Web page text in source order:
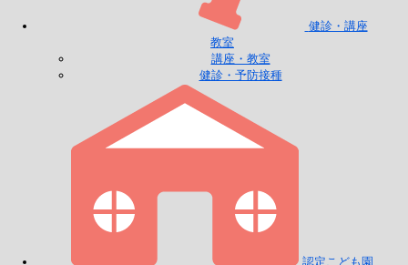
健診・講座
教室
講座・教室
健診・予防接種
認定こども園